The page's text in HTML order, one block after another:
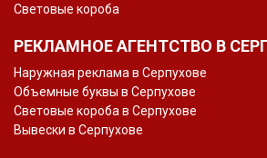
Световые короба
РЕКЛАМНОЕ АГЕНТСТВО В
Наружная реклама в Серпухове
Объемные буквы в Серпухове
Световые короба в Серпухове
Вывески в Серпухове